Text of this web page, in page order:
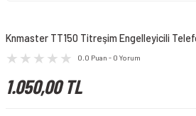
Knmaster TT150 Titreşim Engelleyicili
0.0 Puan - 0 Yorum
1.050,00 TL